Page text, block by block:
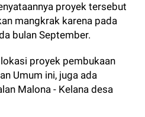
proyek tersebut
mangkrak karena pada
bulan September.
proyek pembukaan
Umum ini, juga ada
Malona - Kelana desa